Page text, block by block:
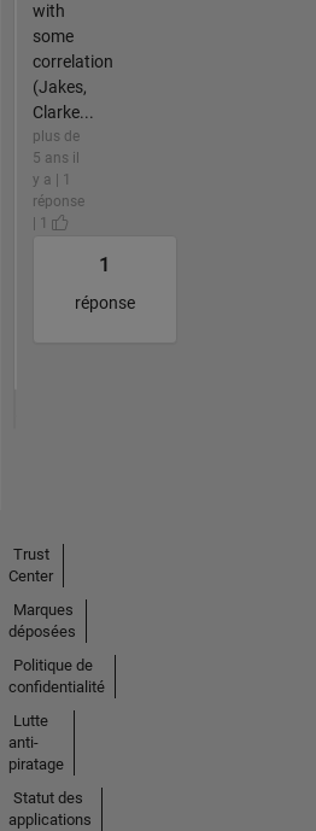
with
some
correlation
(Jakes,
Clarke...
plus de
5 ans il
y a | 1
réponse
| 1
1
réponse
Trust
Center
Marques
déposées
Politique de
confidentialité
Lutte
anti-
piratage
Statut des
applications